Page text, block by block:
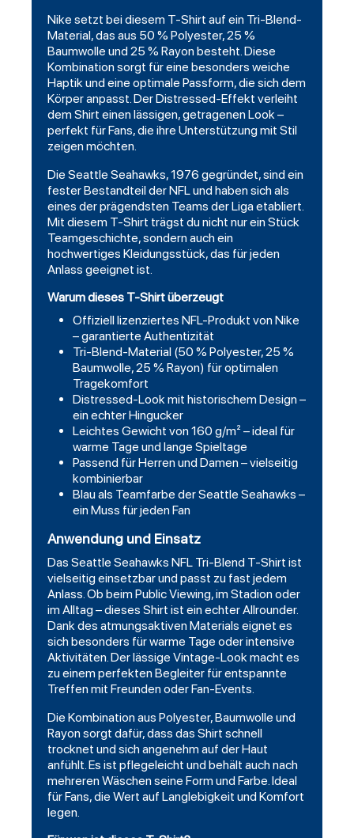
Nike setzt bei diesem T-Shirt auf ein Tri-Blend-
Material, das aus 50 % Polyester, 25 %
Baumwolle und 25 % Rayon besteht. Diese
Kombination sorgt für eine besonders weiche
Haptik und eine optimale Passform, die sich dem
Körper anpasst. Der Distressed-Effekt verleiht
dem Shirt einen lässigen, getragenen Look –
perfekt für Fans, die ihre Unterstützung mit Stil
zeigen möchten.
Die Seattle Seahawks, 1976 gegründet, sind ein
fester Bestandteil der NFL und haben sich als
eines der prägendsten Teams der Liga etabliert.
Mit diesem T-Shirt trägst du nicht nur ein Stück
Teamgeschichte, sondern auch ein
hochwertiges Kleidungsstück, das für jeden
Anlass geeignet ist.
Warum dieses T-Shirt überzeugt
Offiziell lizenziertes NFL-Produkt von Nike
– garantierte Authentizität
Tri-Blend-Material (50 % Polyester, 25 %
Baumwolle, 25 % Rayon) für optimalen
Tragekomfort
Distressed-Look mit historischem Design –
ein echter Hingucker
Leichtes Gewicht von 160 g/m² – ideal für
warme Tage und lange Spieltage
Passend für Herren und Damen – vielseitig
kombinierbar
Blau als Teamfarbe der Seattle Seahawks –
ein Muss für jeden Fan
Anwendung und Einsatz
Das Seattle Seahawks NFL Tri-Blend T-Shirt ist
vielseitig einsetzbar und passt zu fast jedem
Anlass. Ob beim Public Viewing, im Stadion oder
im Alltag – dieses Shirt ist ein echter Allrounder.
Dank des atmungsaktiven Materials eignet es
sich besonders für warme Tage oder intensive
Aktivitäten. Der lässige Vintage-Look macht es
zu einem perfekten Begleiter für entspannte
Treffen mit Freunden oder Fan-Events.
Die Kombination aus Polyester, Baumwolle und
Rayon sorgt dafür, dass das Shirt schnell
trocknet und sich angenehm auf der Haut
anfühlt. Es ist pflegeleicht und behält auch nach
mehreren Wäschen seine Form und Farbe. Ideal
für Fans, die Wert auf Langlebigkeit und Komfort
legen.